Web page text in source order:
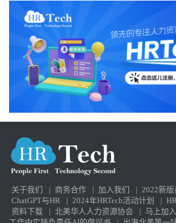
关于我们 | 商务合作 | 加入我们 | 2022新
ChatGPT与HR
| 2024年HRTech活动计划 |
资料下载
| 北美华人人力资源协会 | 马上加